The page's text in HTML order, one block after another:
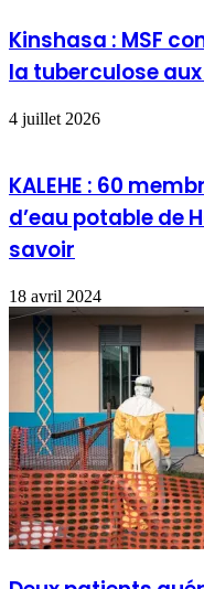
Kinshasa : MSF
la tuberculose
4 juillet 2026
KALEHE : 60
d’eau potable de
savoir
18 avril 2024